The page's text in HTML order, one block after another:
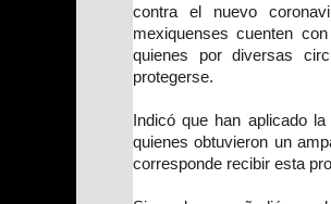
contra el nuevo
mexiquenses cuenten
quienes por diversas
protegerse.
Indicó que han aplicado
quienes obtuvieron un
corresponde recibir esta